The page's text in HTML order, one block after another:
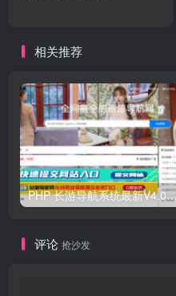
相关推荐
PHP 长游导航系统最新V4.0开
评论 抢沙发